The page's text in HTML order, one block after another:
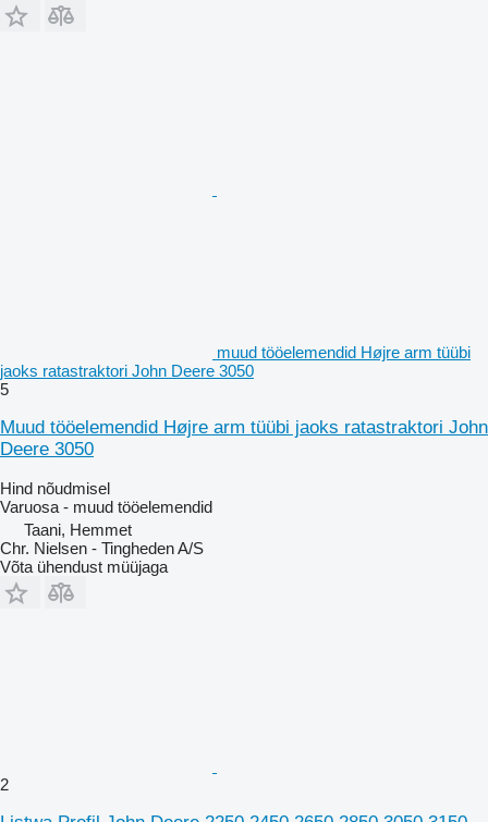
muud tööelemendid Højre arm tüübi
jaoks ratastraktori John Deere 3050
5
Muud tööelemendid Højre arm tüübi jaoks ratastraktori John
Deere 3050
Hind nõudmisel
Varuosa - muud tööelemendid
Taani, Hemmet
Chr. Nielsen - Tingheden A/S
Võta ühendust müüjaga
2